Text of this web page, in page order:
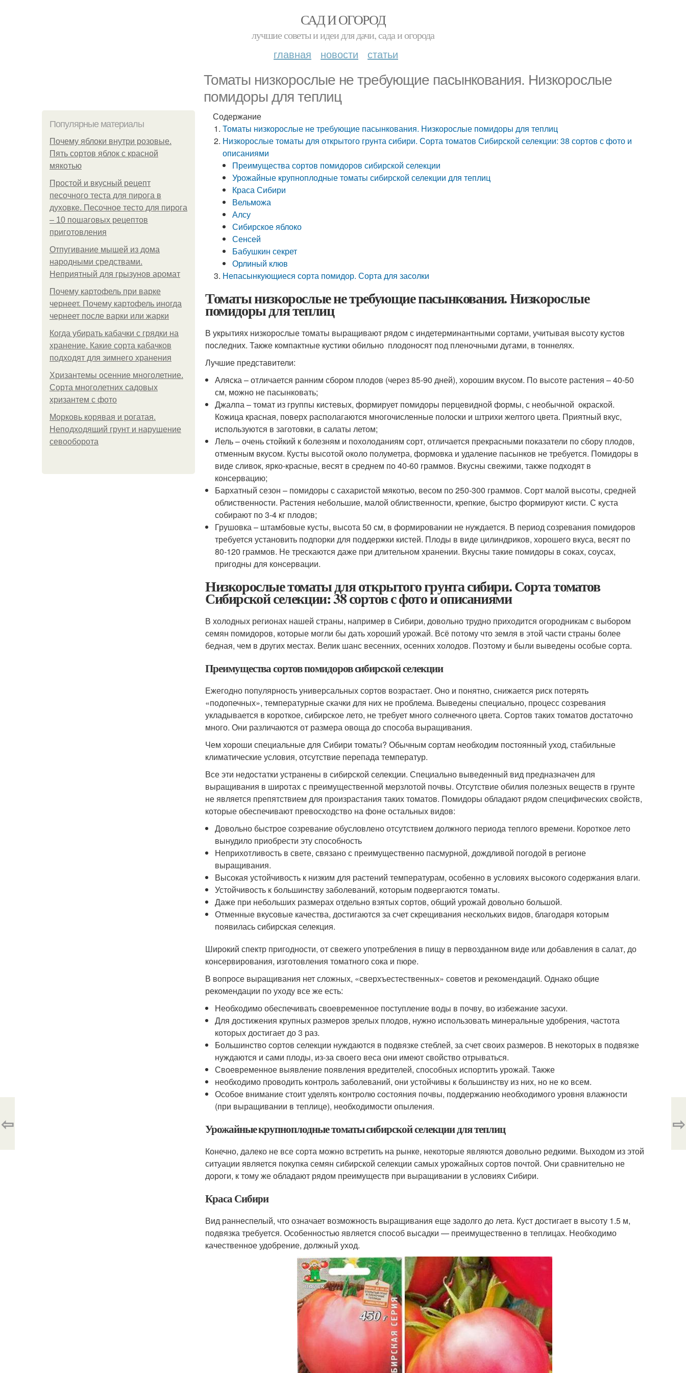
САД И ОГОРОД
лучшие советы и идеи для дачи, сада и огорода
главная новости статьи
Томаты низкорослые не требующие пасынкования. Низкорослые
помидоры для теплиц
Популярные материалы
Почему яблоки внутри розовые.
Пять сортов яблок с красной
мякотью
Простой и вкусный рецепт
песочного теста для пирога в
духовке. Песочное тесто для пирога
– 10 пошаговых рецептов
приготовления
Отпугивание мышей из дома
народными средствами.
Неприятный для грызунов аромат
Почему картофель при варке
чернеет. Почему картофель иногда
чернеет после варки или жарки
Когда убирать кабачки с грядки на
хранение. Какие сорта кабачков
подходят для зимнего хранения
Хризантемы осенние многолетние.
Сорта многолетних садовых
хризантем с фото
Морковь корявая и рогатая.
Неподходящий грунт и нарушение
севооборота
Содержание
Томаты низкорослые не требующие пасынкования. Низкорослые помидоры для теплиц
Низкорослые томаты для открытого грунта сибири. Сорта томатов Сибирской селекции: 38 сортов с фото и
описаниями
Преимущества сортов помидоров сибирской селекции
Урожайные крупноплодные томаты сибирской селекции для теплиц
Краса Сибири
Вельможа
Алсу
Сибирское яблоко
Сенсей
Бабушкин секрет
Орлиный клюв
Непасынкующиеся сорта помидор. Сорта для засолки
Томаты низкорослые не требующие пасынкования. Низкорослые
помидоры для теплиц
В укрытиях низкорослые томаты выращивают рядом с индетерминантными сортами, учитывая высоту кустов
последних. Также компактные кустики обильно плодоносят под пленочными дугами, в тоннелях.
Лучшие представители:
Аляска – отличается ранним сбором плодов (через 85-90 дней), хорошим вкусом. По высоте растения – 40-50
см, можно не пасынковать;
Джалпа – томат из группы кистевых, формирует помидоры перцевидной формы, с необычной окраской.
Кожица красная, поверх располагаются многочисленные полоски и штрихи желтого цвета. Приятный вкус,
используются в заготовки, в салаты летом;
Лель – очень стойкий к болезням и похолоданиям сорт, отличается прекрасными показатели по сбору плодов,
отменным вкусом. Кусты высотой около полуметра, формовка и удаление пасынков не требуется. Помидоры в
виде сливок, ярко-красные, весят в среднем по 40-60 граммов. Вкусны свежими, также подходят в
консервацию;
Бархатный сезон – помидоры с сахаристой мякотью, весом по 250-300 граммов. Сорт малой высоты, средней
облиственности. Растения небольшие, малой облиственности, крепкие, быстро формируют кисти. С куста
собирают по 3-4 кг плодов;
Грушовка – штамбовые кусты, высота 50 см, в формировании не нуждается. В период созревания помидоров
требуется установить подпорки для поддержки кистей. Плоды в виде цилиндриков, хорошего вкуса, весят по
80-120 граммов. Не трескаются даже при длительном хранении. Вкусны такие помидоры в соках, соусах,
пригодны для консервации.
Низкорослые томаты для открытого грунта сибири. Сорта томатов
Сибирской селекции: 38 сортов с фото и описаниями
В холодных регионах нашей страны, например в Сибири, довольно трудно приходится огородникам с выбором
семян помидоров, которые могли бы дать хороший урожай. Всё потому что земля в этой части страны более
бедная, чем в других местах. Велик шанс весенних, осенних холодов. Поэтому и были выведены особые сорта.
Преимущества сортов помидоров сибирской селекции
Ежегодно популярность универсальных сортов возрастает. Оно и понятно, снижается риск потерять
«подопечных», температурные скачки для них не проблема. Выведены специально, процесс созревания
укладывается в короткое, сибирское лето, не требует много солнечного цвета. Сортов таких томатов достаточно
много. Они различаются от размера овоща до способа выращивания.
Чем хороши специальные для Сибири томаты? Обычным сортам необходим постоянный уход, стабильные
климатические условия, отсутствие перепада температур.
Все эти недостатки устранены в сибирской селекции. Специально выведенный вид предназначен для
выращивания в широтах с преимущественной мерзлотой почвы. Отсутствие обилия полезных веществ в грунте
не является препятствием для произрастания таких томатов. Помидоры обладают рядом специфических свойств,
которые обеспечивают превосходство на фоне остальных видов:
Довольно быстрое созревание обусловлено отсутствием должного периода теплого времени. Короткое лето
вынудило приобрести эту способность
Неприхотливость в свете, связано с преимущественно пасмурной, дождливой погодой в регионе
выращивания.
Высокая устойчивость к низким для растений температурам, особенно в условиях высокого содержания влаги.
Устойчивость к большинству заболеваний, которым подвергаются томаты.
Даже при небольших размерах отдельно взятых сортов, общий урожай довольно большой.
Отменные вкусовые качества, достигаются за счет скрещивания нескольких видов, благодаря которым
появилась сибирская селекция.
Широкий спектр пригодности, от свежего употребления в пищу в первозданном виде или добавления в салат, до
консервирования, изготовления томатного сока и пюре.
В вопросе выращивания нет сложных, «сверхъестественных» советов и рекомендаций. Однако общие
рекомендации по уходу все же есть:
Необходимо обеспечивать своевременное поступление воды в почву, во избежание засухи.
Для достижения крупных размеров зрелых плодов, нужно использовать минеральные удобрения, частота
которых достигает до 3 раз.
Большинство сортов селекции нуждаются в подвязке стеблей, за счет своих размеров. В некоторых в подвязке
нуждаются и сами плоды, из-за своего веса они имеют свойство отрываться.
Своевременное выявление появления вредителей, способных испортить урожай. Также
необходимо проводить контроль заболеваний, они устойчивы к большинству из них, но не ко всем.
Особое внимание стоит уделять контролю состояния почвы, поддержанию необходимого уровня влажности
(при выращивании в теплице), необходимости опыления.
Урожайные крупноплодные томаты сибирской селекции для теплиц
Конечно, далеко не все сорта можно встретить на рынке, некоторые являются довольно редкими. Выходом из этой
ситуации является покупка семян сибирской селекции самых урожайных сортов почтой. Они сравнительно не
дороги, к тому же обладают рядом преимуществ при выращивании в условиях Сибири.
Краса Сибири
Вид раннеспелый, что означает возможность выращивания еще задолго до лета. Куст достигает в высоту 1.5 м,
подвязка требуется. Особенностью является способ высадки — преимущественно в теплицах. Необходимо
качественное удобрение, должный уход.
⇦ ⇨